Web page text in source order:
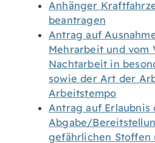
Anhänger
beantragen
Antrag auf
Mehrarbeit und vom
Nachtarbeit in
sowie der Art der
Arbeitstempo
Antrag auf
Abgabe/
gefährlichen Stoffen